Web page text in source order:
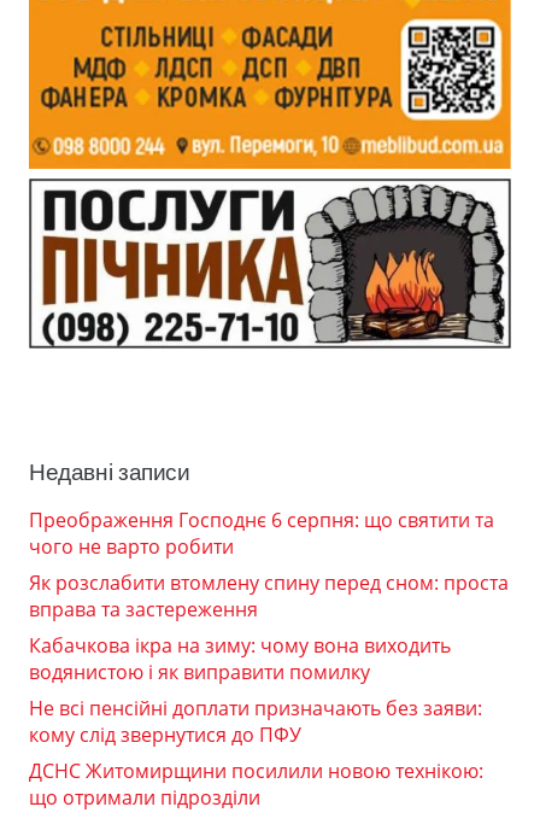
Недавні записи
Преображення Господнє 6 серпня: що святити та
чого не варто робити
Як розслабити втомлену спину перед сном: проста
вправа та застереження
Кабачкова ікра на зиму: чому вона виходить
водянистою і як виправити помилку
Не всі пенсійні доплати призначають без заяви:
кому слід звернутися до ПФУ
ДСНС Житомирщини посилили новою технікою:
що отримали підрозділи